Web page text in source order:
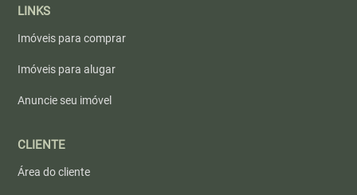
LINKS
Imóveis para comprar
Imóveis para alugar
Anuncie seu imóvel
CLIENTE
Área do cliente